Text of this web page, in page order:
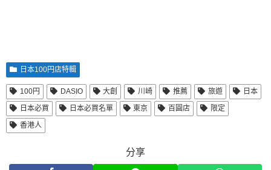
日本100円店特輯
100円 DASIO 大創 川崎 推薦 旅遊
日本
日本必買
日本必買名單 東京 百圓店
限定
香港人
分享